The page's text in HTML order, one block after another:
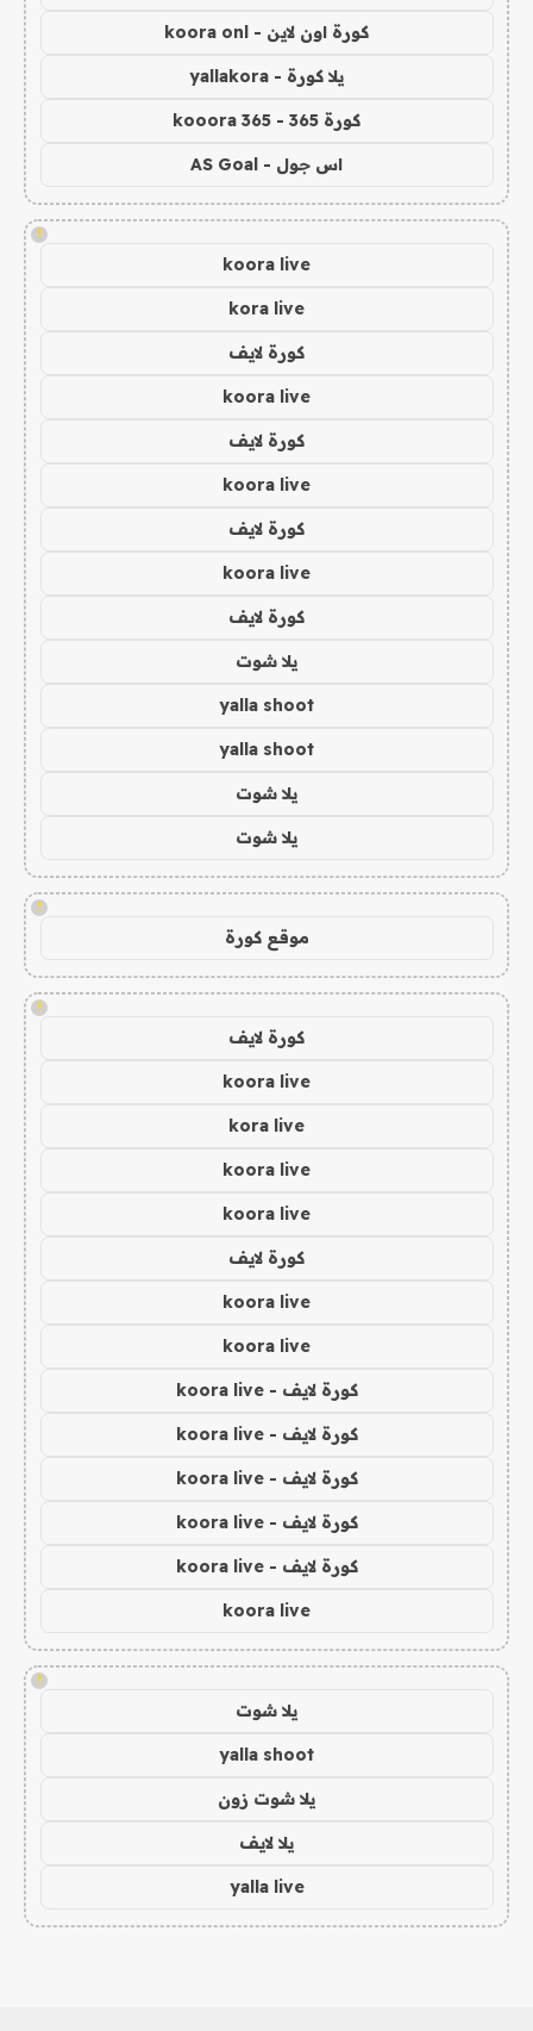
كورة اون لاين - koora onl
يلا كورة - yallakora
كورة 365 - kooora 365
اس جول - AS Goal
!
koora live
kora live
كورة لايف
koora live
كورة لايف
koora live
كورة لايف
koora live
كورة لايف
يلا شوت
yalla shoot
yalla shoot
يلا شوت
يلا شوت
!
موقع كورة
!
كورة لايف
koora live
kora live
koora live
koora live
كورة لايف
koora live
koora live
كورة لايف - koora live
كورة لايف - koora live
كورة لايف - koora live
كورة لايف - koora live
كورة لايف - koora live
koora live
!
يلا شوت
yalla shoot
يلا شوت زون
يلا لايف
yalla live